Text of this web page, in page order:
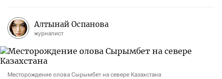
Алтынай Оспанова
журналист
Месторождение олова Сырымбет на севере Казахстана